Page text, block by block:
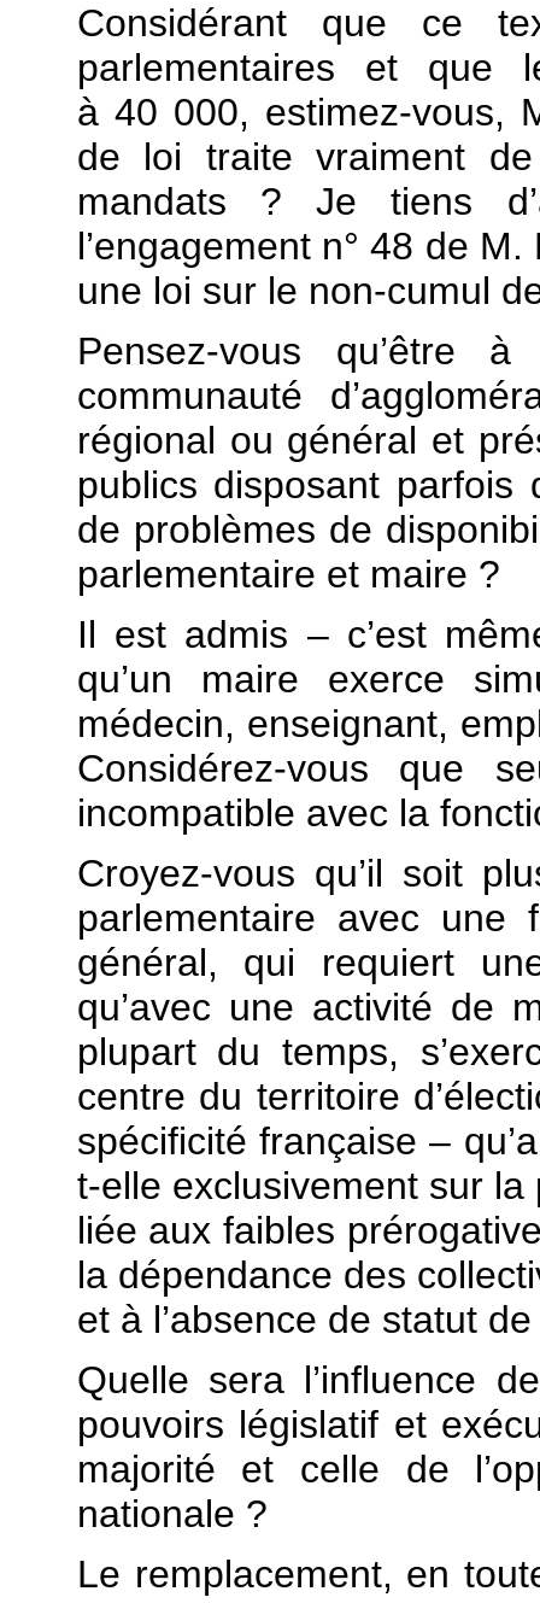
Considérant que ce
parlementaires et que
à 40 000, estimez-vous,
de loi traite vraiment
mandats ? Je tiens
l’engagement n° 48 de
une loi sur le non-cumul
Pensez-vous qu’être
communauté
régional ou général et
publics disposant parfois
de problèmes de
parlementaire et maire ?
Il est admis – c’est
qu’un maire exerce
médecin, enseignant,
Considérez-vous que
incompatible avec la
Croyez-vous qu’il soit
parlementaire avec une
général, qui requiert
qu’avec une activité de
plupart du temps,
centre du territoire
spécificité française –
t-elle exclusivement sur la
liée aux faibles
la dépendance des
et à l’absence de statut de
Quelle sera l’influence
pouvoirs législatif et
majorité et celle de
nationale ?
Le remplacement, en